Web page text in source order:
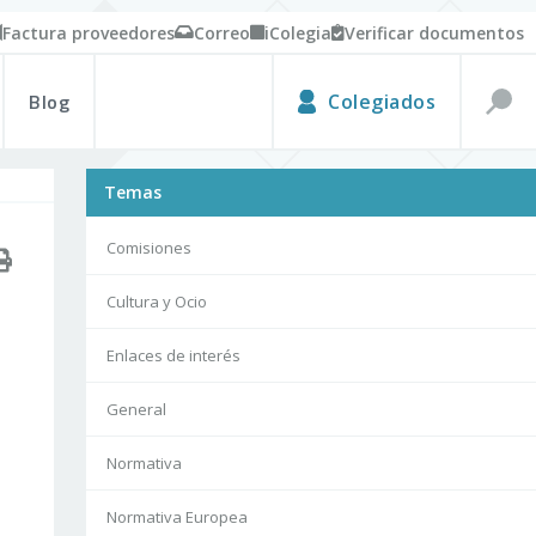
Factura proveedores Correo iColegia Verificar documentos
Blog Colegiados
Temas
Comisiones
Cultura y Ocio
Enlaces de interés
General
Normativa
Normativa Europea